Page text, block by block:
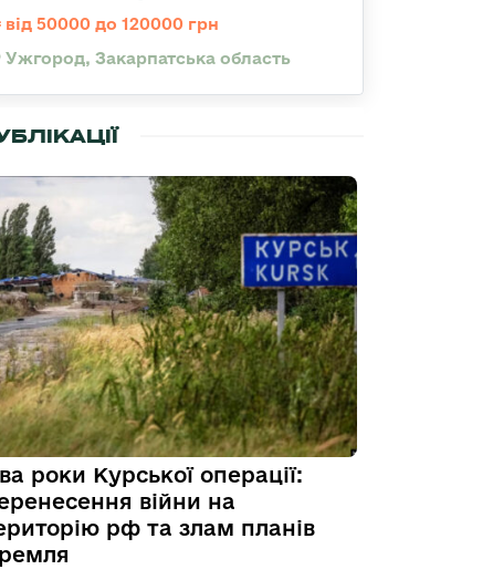
від 50000 до 120000 грн
Ужгород, Закарпатська область
роки Курської операції:
війни на
рф та злам планів